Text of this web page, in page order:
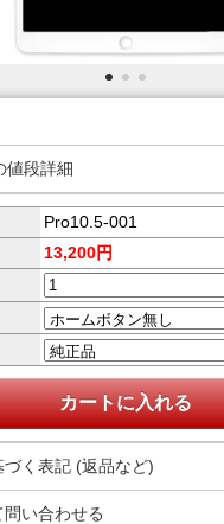
値段詳細
Pro10.5-001
13,200円
く表記 (返品など)
い合わせる